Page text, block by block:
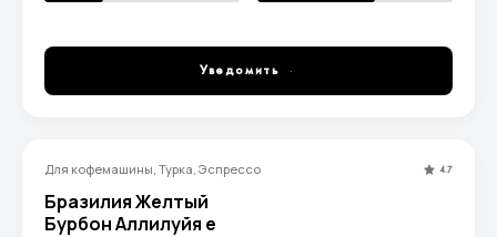
Уведомить
Для кофемашины, Турка, Эспрессо 4.7
Бразилия Желтый
Бурбон Аллилуйя e